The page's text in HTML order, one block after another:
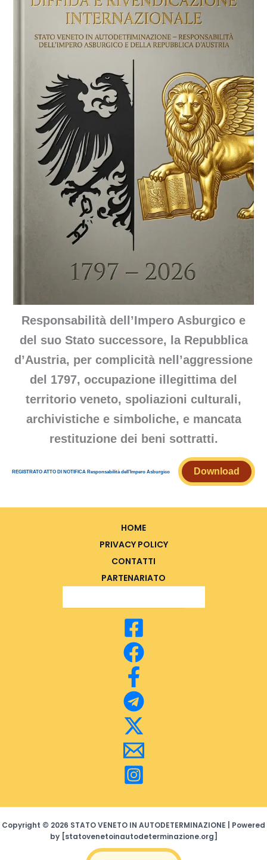
Responsabilità dell’Impero Asburgico e
del suo Stato successore, la Repubblica
d’Austria, per complicità nell’aggressione
del 1797, occupazione illegittima del
territorio veneto, spoliazioni culturali,
archivistiche e simboliche, e mancata
restituzione dei beni sottratti.
REGISTRATO ATTO DI NOTIFICA Responsabilità dell’Impero Asburgico Download
HOME
PRIVACY POLICY
CONTATTI
PARTENARIATO
Search Button
Copyright © 2026 STATO VENETO IN AUTODETERMINAZIONE | Powered
by [statovenetoinautodeterminazione.org]